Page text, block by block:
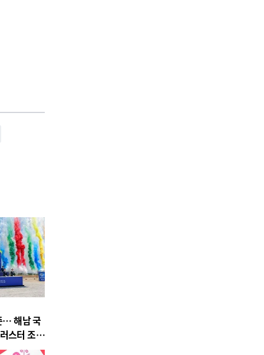
… 해남 국
스터 조성